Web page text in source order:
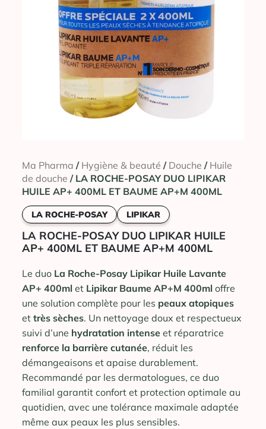
Ma Pharma / Hygiène & beauté / Douche / Huile
de douche / LA ROCHE-POSAY DUO LIPIKAR
HUILE AP+ 400ML ET BAUME AP+M 400ML
LA ROCHE-POSAY LIPIKAR
LA ROCHE-POSAY DUO LIPIKAR HUILE
AP+ 400ML ET BAUME AP+M 400ML
Le duo La Roche-Posay Lipikar Huile Lavante
AP+ 400ml et Lipikar Baume AP+M 400ml offre
une solution complète pour les peaux atopiques
et très sèches. Un nettoyage doux et respectueux
suivi d’une hydratation intense et réparatrice
renforce la barrière cutanée, réduit les
démangeaisons et apaise durablement.
Recommandé par les dermatologues, ce duo
familial garantit confort et protection optimale au
quotidien, avec une tolérance maximale adaptée
même aux peaux les plus sensibles.